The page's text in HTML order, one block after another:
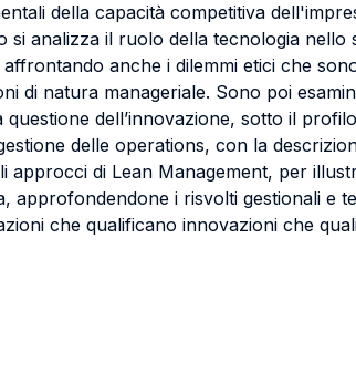
della capacità competitiva
analizza il ruolo della tecnologia
anche i dilemmi etici che
di natura manageriale. Sono poi
dell’innovazione, sotto il
delle operations, con la
approcci di Lean Management, per
approfondendone i risvolti gestionali e
che qualificano innovazioni che